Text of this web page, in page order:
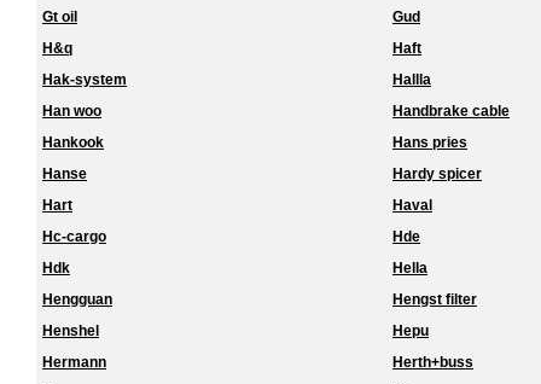
Gt oil
Gud
H&q
Haft
Hak-system
Hallla
Han woo
Handbrake cable
Hankook
Hans pries
Hanse
Hardy spicer
Hart
Haval
Hc-cargo
Hde
Hdk
Hella
Hengguan
Hengst filter
Henshel
Hepu
Hermann
Herth+buss